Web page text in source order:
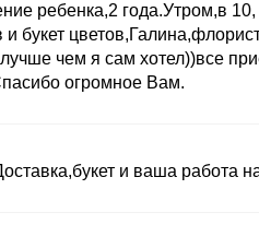
ребенка,2 года.Утром,в 10,
букет
чем я сам хотел))все
огромное Вам.
и ваша работа